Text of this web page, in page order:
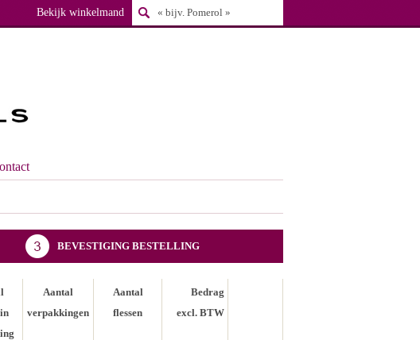
Bekijk winkelmand
BEVESTIGING BESTELLING
Aantal
verpakkingen
Aantal
flessen
Bedrag
excl. BTW